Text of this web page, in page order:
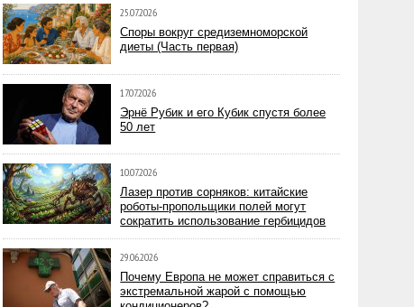
25.07.2026
Споры вокруг средиземноморской
диеты (Часть первая)
17.07.2026
Эрнё Рубик и его Кубик спустя более
50 лет
10.07.2026
Лазер против сорняков: китайские
роботы-пропольщики полей могут
сократить использование гербицидов
29.06.2026
Почему Европа не может справиться с
экстремальной жарой с помощью